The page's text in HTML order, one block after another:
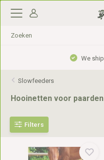
We ship to all of Europe
Slowfeeders
Hooinetten voor paarden
Filters